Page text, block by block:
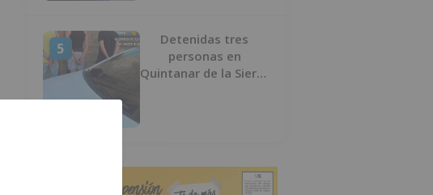
5
Detenidas tres
personas en
Quintanar de la Sierra